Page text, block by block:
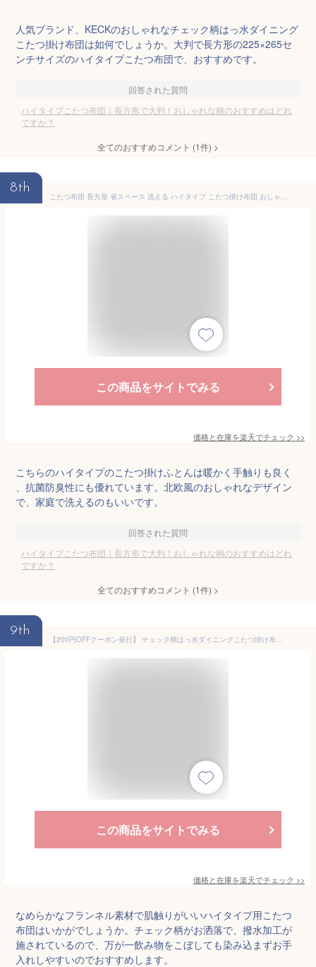
人気ブランド、KECKのおしゃれなチェック柄はっ水ダイニング
こたつ掛け布団は如何でしょうか。大判で長方形の225×265セ
ンチサイズのハイタイプこたつ布団で、おすすめです。
回答された質問
ハイタイプこたつ布団｜長方形で大判！おしゃれな柄のおすすめはどれ
ですか？
全てのおすすめコメント (1件) >
8th
こたつ布団 長方形 省スペース 洗える ハイタイプ こたつ掛け布団 おしゃれ 冬 北欧 ダイニング あったか 大判 保温 軽量 キルト 暖かい 抗菌 防臭 ジャガード コタツ ダイニングこたつ布団 アイリスオーヤマ KKBJ-2422 *[2509SE]
この商品をサイトでみる
価格と在庫を楽天でチェック >>
こちらのハイタイプのこたつ掛けふとんは暖かく手触りも良く
、抗菌防臭性にも優れています。北欧風のおしゃれなデザイン
で、家庭で洗えるのもいいです。
回答された質問
ハイタイプこたつ布団｜長方形で大判！おしゃれな柄のおすすめはどれ
ですか？
全てのおすすめコメント (1件) >
9th
【200円OFFクーポン発行】 チェック柄はっ水ダイニングこたつ掛け布団 KECK ケック 5尺長方形(90×150cm) 「寝具 こたつ布団 掛け布団 長方形 ハイタイプ」
この商品をサイトでみる
価格と在庫を楽天でチェック >>
なめらかなフランネル素材で肌触りがいいハイタイプ用こたつ
布団はいかがでしょうか。チェック柄がお洒落で、撥水加工が
施されているので、万が一飲み物をこぼしても染み込まずお手
入れしやすいのでおすすめします。